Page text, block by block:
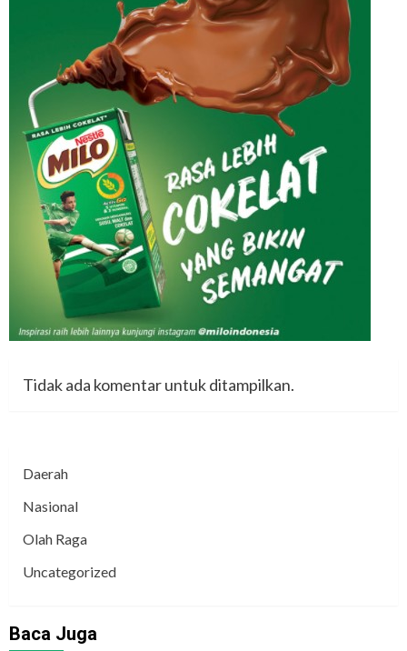
Tidak ada komentar untuk ditampilkan.
Daerah
Nasional
Olah Raga
Uncategorized
Baca Juga